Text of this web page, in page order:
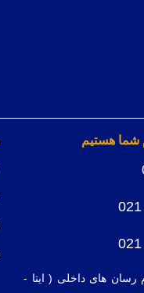
شما هستیم
رسان های داخلی ( ایتا -